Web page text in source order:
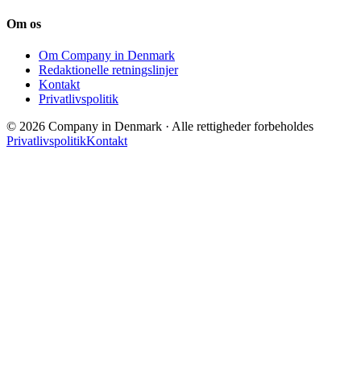
Om os
Om Company in Denmark
Redaktionelle retningslinjer
Kontakt
Privatlivspolitik
© 2026 Company in Denmark · Alle rettigheder forbeholdes
PrivatlivspolitikKontakt